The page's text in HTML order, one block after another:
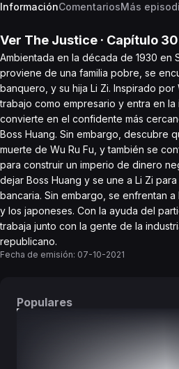
InformaciónComentariosMás
Ver The Justice · Capítulo 30
Ambientada en la década de 1930 en
proviene de una familia pobre, se
banquero, y su hija Li Zi. Inspirado por
trabajo como empresario y entra en la
convierte en el confidente más
Boss Huang. Sin embargo, descubre
muerte de Wu Ru Fu, y también se
para construir un imperio de dinero
dejar Boss Huang y se une a Li Zi
bancaria. Sin embargo, se enfrentan
y los japoneses. Con la ayuda del
trabaja junto con la gente de la
republicano.
Fecha de emisión: 07-10-2021
Populares